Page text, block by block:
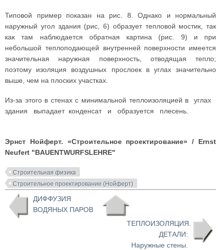
Типовой пример показан на рис. 8. Однако и нормальный
наружный угол здания (рис, 6) образует тепловой мостик, так
как там наблюдается обратная картина (рис. 9) и при
небольшой теплоподающей внутренней поверхности имеется
значительная наружная поверхность, отводящая тепло;
поэтому изоляция воздушных прослоек в углах значительно
выше, чем на плоских участках.
Из-за этого в стенах с минимальной теплоизоляцией в углах
здания выпадает конденсат и образуется плесень.
Эрнст Нойферт. «Строительное проектирование»
/ Ernst
Neufert "BAUENTWURFSLEHRE"
Строительная физика
Строительное проектирование (Нойферт)
ДИФФУЗИЯ
ВОДЯНЫХ ПАРОВ
ТЕПЛОИЗОЛЯЦИЯ.
ДЕТАЛИ:
Наружные стены.